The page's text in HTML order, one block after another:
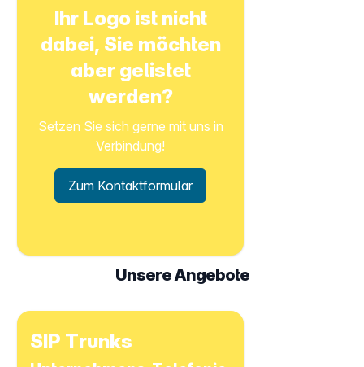
Ihr Logo ist nicht
dabei, Sie möchten
aber gelistet
werden?
Setzen Sie sich gerne mit uns in
Verbindung!
Zum Kontaktformular
Unsere Angebote
SIP Trunks